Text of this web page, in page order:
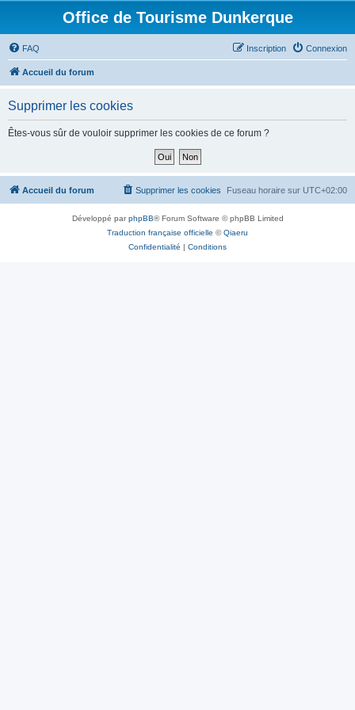
Office de Tourisme Dunkerque
FAQ Connexion
Inscription
Accueil du forum
Supprimer les cookies
Êtes-vous sûr de vouloir supprimer les cookies de ce forum ?
Accueil du forum Fuseau horaire sur UTC+02:00
Supprimer les cookies
Développé parphpBB® Forum Software © phpBB Limited
Traduction française officielle ©Qiaeru
Confidentialité | Conditions